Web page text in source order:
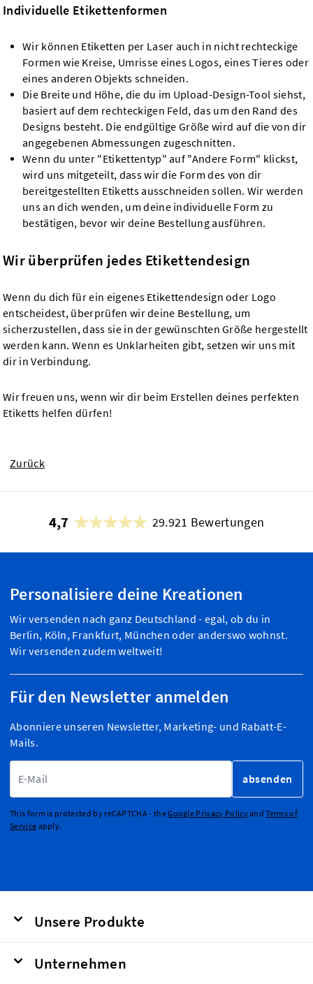
Individuelle Etikettenformen
Wir können Etiketten per Laser auch in nicht rechteckige
Formen wie Kreise, Umrisse eines Logos, eines Tieres oder
eines anderen Objekts schneiden.
Die Breite und Höhe, die du im Upload-Design-Tool siehst,
basiert auf dem rechteckigen Feld, das um den Rand des
Designs besteht. Die endgültige Größe wird auf die von dir
angegebenen Abmessungen zugeschnitten.
Wenn du unter "Etikettentyp" auf "Andere Form" klickst,
wird uns mitgeteilt, dass wir die Form des von dir
bereitgestellten Etiketts ausschneiden sollen. Wir werden
uns an dich wenden, um deine individuelle Form zu
bestätigen, bevor wir deine Bestellung ausführen.
Wir überprüfen jedes Etikettendesign
Wenn du dich für ein eigenes Etikettendesign oder Logo
entscheidest, überprüfen wir deine Bestellung, um
sicherzustellen, dass sie in der gewünschten Größe hergestellt
werden kann. Wenn es Unklarheiten gibt, setzen wir uns mit
dir in Verbindung.
Wir freuen uns, wenn wir dir beim Erstellen deines perfekten
Etiketts helfen dürfen!
Zurück
4,7 29.921 Bewertungen
Personalisiere deine Kreationen
Wir versenden nach ganz Deutschland - egal, ob du in
Berlin, Köln, Frankfurt, München oder anderswo wohnst.
Wir versenden zudem weltweit!
Für den Newsletter anmelden
Abonniere unseren Newsletter, Marketing- und Rabatt-E-
Mails.
absenden
This form is protected by reCAPTCHA - theGoogle Privacy PolicyandTerms of
Service apply.
Unsere Produkte
Unternehmen